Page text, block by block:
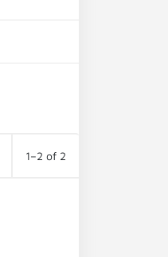
1–2 of 2